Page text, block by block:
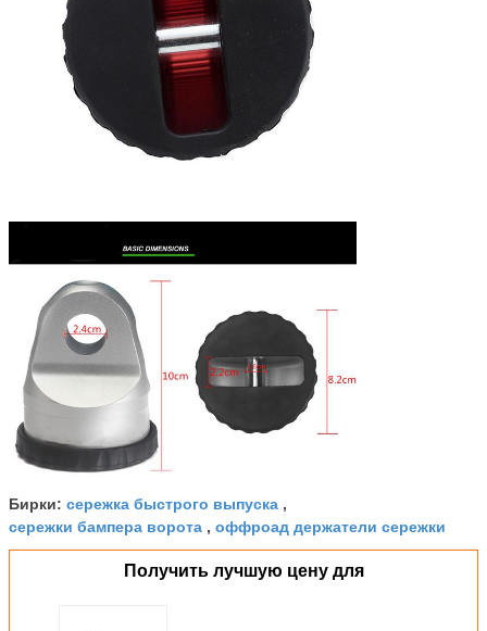
Бирки: сережка быстрого выпуска ,
сережки бампера ворота , оффроад держатели сережки
Получить лучшую цену для